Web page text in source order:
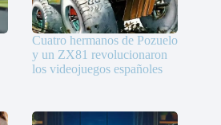
Cuatro hermanos de Pozuelo
y un ZX81 revolucionaron
los videojuegos españoles